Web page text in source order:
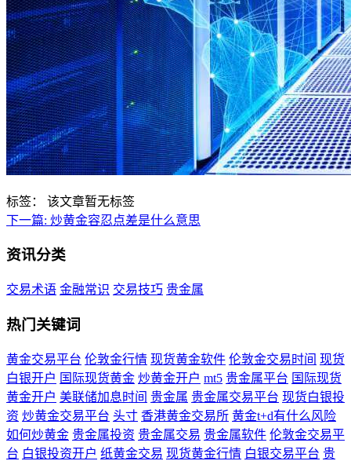
标签：
该文章暂无标签
下一篇: 炒黄金容忍点差是什么意思
资讯分类
交易术语 金融常识 交易技巧 贵金属
热门关键词
黄金交易平台 伦敦金行情 现货黄金软件 伦敦金交易时间 现货
白银开户 国际现货黄金 炒黄金开户 mt5 贵金属平台 国际现货
黄金开户 美联储加息时间 贵金属 贵金属交易平台 现货白银投
资 炒黄金交易平台 头寸 香港黄金交易所 黄金t+d有什么风险
如何炒黄金 贵金属投资 贵金属交易 贵金属软件 伦敦金交易平
台 白银投资开户 纸黄金交易 现货黄金行情 白银交易平台 贵